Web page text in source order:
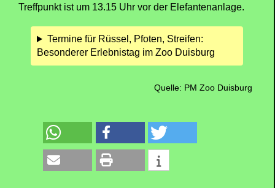
Treffpunkt ist um 13.15 Uhr vor der Elefantenanlage.
Termine für Rüssel, Pfoten, Streifen:
Besonderer Erlebnistag im Zoo Duisburg
Quelle: PM Zoo Duisburg